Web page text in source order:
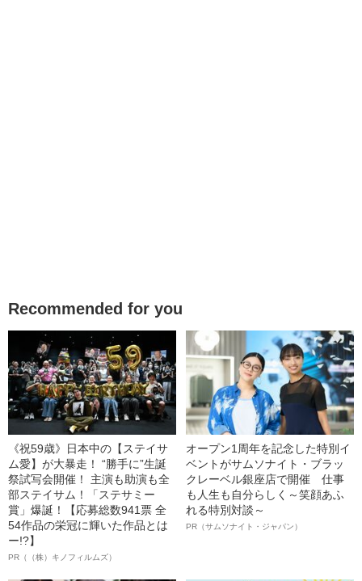
Recommended for you
《祝59歳》日本中の【ステイサ
ム愛】が大暴走！ “勝手に”生誕
祭試写会開催！ 主演も助演も全
部ステイサム！「ステサミー
賞」爆誕！【応募総数941票 全
54作品の栄冠に輝いた作品とは
ー!?】
PR（（株）キノフィルムズ）
オープン1周年を記念した特別イ
ベントがサムソナイト・ブラッ
クレーベル銀座店で開催 仕事
も人生も自分らしく～笑顔あふ
れる特別対談～
PR（サムソナイト・ジャパン）